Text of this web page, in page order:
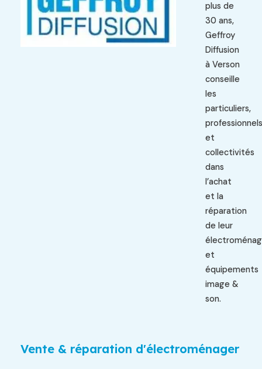
plus de
30 ans,
Geffroy
Diffusion
à Verson
conseille
les
particuliers,
professionnels
et
collectivités
dans
l’achat
et la
réparation
de leur
et
équipements
image &
son.
Vente & réparation d'électroménager